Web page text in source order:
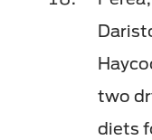
two
diets